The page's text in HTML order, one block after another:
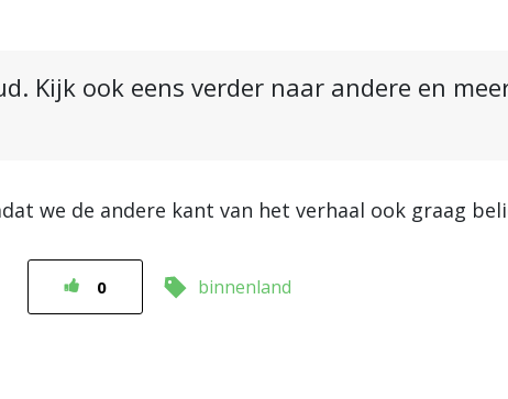
Kijk ook eens verder naar andere en
we de andere kant van het verhaal ook graag
0 binnenland